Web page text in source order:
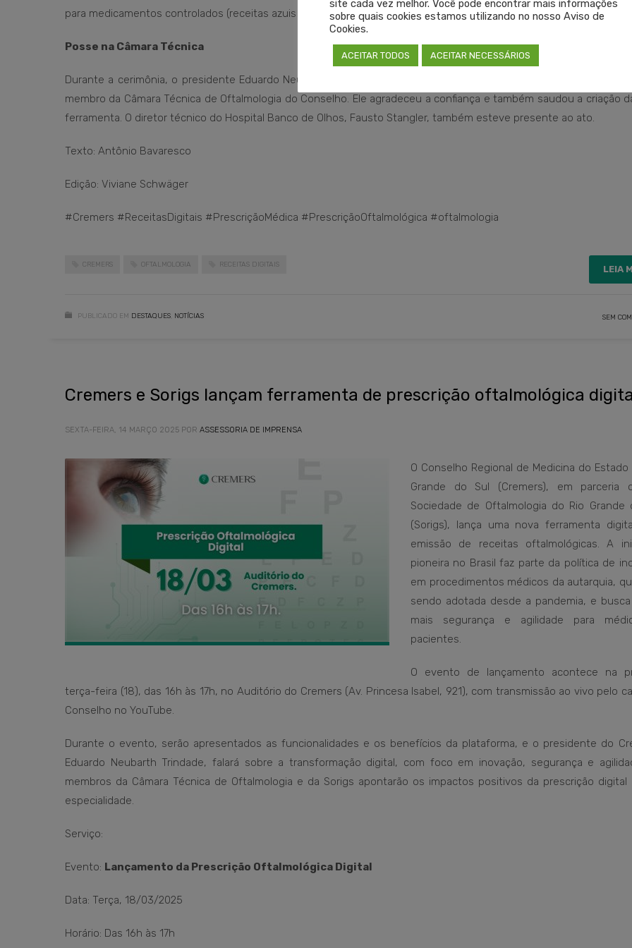
para medicamentos controlados (receitas azuis e amarelas), durante as enchentes de maio de 2024.
Posse na Câmara Técnica
Durante a cerimônia, o presidente Eduardo Neubarth Trindade deu posse ao médico Luís Eugênio Gularte
membro da Câmara Técnica de Oftalmologia do Conselho. Ele agradeceu a confiança e também saudou a criação
ferramenta. O diretor técnico do Hospital Banco de Olhos, Fausto Stangler, também esteve presente ao ato.
Texto: Antônio Bavaresco
Edição: Viviane Schwäger
#Cremers #ReceitasDigitais #PrescriçãoMédica #PrescriçãoOftalmológica #oftalmologia
CREMERS OFTALMOLOGIA RECEITAS DIGITAIS LEIA
PUBLICADO EM DESTAQUES NOTÍCIAS SEM
Cremers e Sorigs lançam ferramenta de prescrição oftalmológica
SEXTA-FEIRA, 14 MARÇO 2025 POR ASSESSORIA DE IMPRENSA
O Conselho Regional de Medicina do Estado
Grande do Sul (Cremers), em parceria
Sociedade de Oftalmologia do Rio Grande
(Sorigs), lança uma nova ferramenta
emissão de receitas oftalmológicas. A
pioneira no Brasil faz parte da política de
em procedimentos médicos da autarquia,
sendo adotada desde a pandemia, e
mais segurança e agilidade para
pacientes.
O evento de lançamento acontece na
terça-feira (18), das 16h às 17h, no Auditório do Cremers (Av. Princesa Isabel, 921), com transmissão ao vivo pelo
Conselho no YouTube.
Durante o evento, serão apresentados as funcionalidades e os benefícios da plataforma, e o presidente do
Eduardo Neubarth Trindade, falará sobre a transformação digital, com foco em inovação, segurança e
membros da Câmara Técnica de Oftalmologia e da Sorigs apontarão os impactos positivos da prescrição digital
especialidade.
Serviço:
Evento: Lançamento da Prescrição Oftalmológica Digital
Data: Terça, 18/03/2025
Horário: Das 16h às 17h
site cada vez melhor. Você pode encontrar mais informações
sobre quais cookies estamos utilizando no nosso Aviso de
Cookies.
ACEITAR TODOS ACEITAR NECESSÁRIOS